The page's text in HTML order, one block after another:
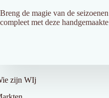
Breng de magie van de seizoenen
compleet met deze handgemaakte
zijn WIj